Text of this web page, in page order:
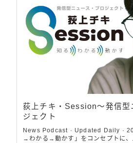
荻上チキ・Session～発信型
ジェクト
News Podcast · Updated Daily ·
→わかる→動かす」をコンセプトに